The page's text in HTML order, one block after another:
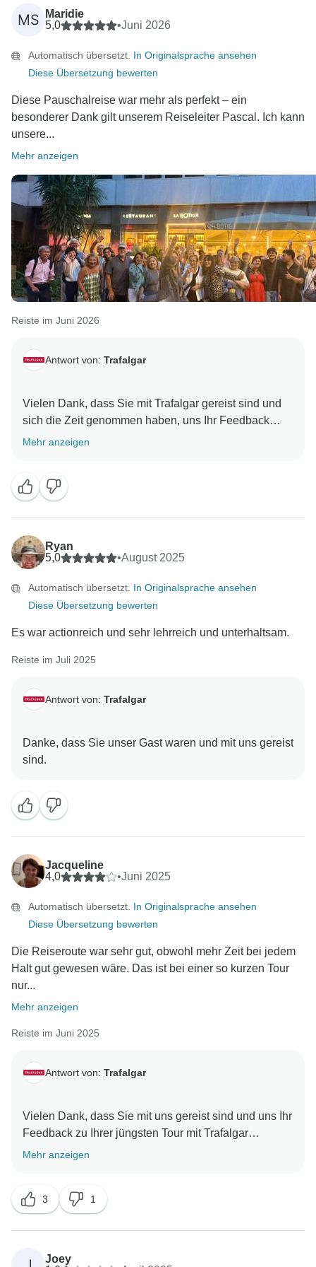
MS
Maridie
5,0
•Juni 2026
Automatisch übersetzt. In Originalsprache ansehen
Diese Übersetzung bewerten
Diese Pauschalreise war mehr als perfekt – ein
besonderer Dank gilt unserem Reiseleiter Pascal. Ich kann
unsere...
Mehr anzeigen
Reiste im Juni 2026
Antwort von: Trafalgar
Vielen Dank, dass Sie mit Trafalgar gereist sind und
sich die Zeit genommen haben, uns Ihr Feedback
mitzuteilen.
Erwartungen übertroffen hat. Es ist besonders
erfreulich zu erfahren, dass Ihr Reiseleiter eine so
wichtige Rolle dabei gespielt hat, Ihre Reise zu einem
unvergesslichen Erlebnis zu machen.
Vielen Dank für Ihre freundlichen Kommentare. Wir
freuen uns darauf, Sie in Zukunft auf einer weiteren
Mehr anzeigen
Ryan
5,0
•August 2025
Automatisch übersetzt. In Originalsprache ansehen
Diese Übersetzung bewerten
Es war actionreich und sehr lehrreich und unterhaltsam.
Reiste im Juli 2025
Antwort von: Trafalgar
Danke, dass Sie unser Gast waren und mit uns gereist
Jacqueline
4,0
•Juni 2025
Automatisch übersetzt. In Originalsprache ansehen
Diese Übersetzung bewerten
Die Reiseroute war sehr gut, obwohl mehr Zeit bei jedem
Halt gut gewesen wäre. Das ist bei einer so kurzen Tour
nur...
Mehr anzeigen
Reiste im Juni 2025
Antwort von: Trafalgar
Vielen Dank, dass Sie mit uns gereist sind und uns Ihr
Feedback zu Ihrer jüngsten Tour mit Trafalgar
mitgeteilt haben. Es freut uns zu hören, dass Ihnen die
Professionalität, Freundlichkeit und Liebe zum Detail
einen so positiven Eindruck hinterlassen hat. Es ist
schön zu wissen, dass Sie die Hotels als komfortabel
empfunden haben und die optionalen Touren, die alle
Mehr anzeigen
3 1
Joey